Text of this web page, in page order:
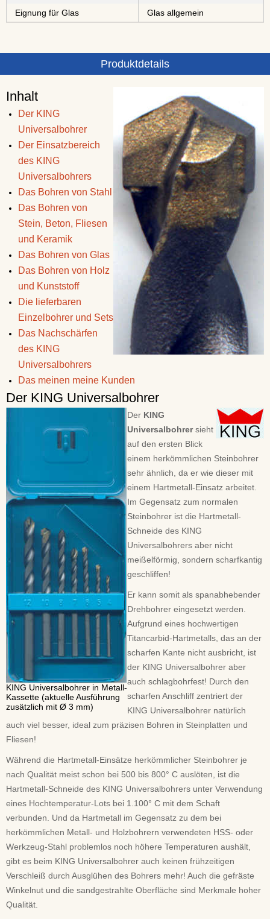
Eignung für Glas
Glas allgemein
Produktdetails
Inhalt
Der KING
Universalbohrer
Der Einsatzbereich
des KING
Universalbohrers
Das Bohren von Stahl
Das Bohren von
Stein, Beton, Fliesen
und Keramik
Das Bohren von Glas
Das Bohren von Holz
und Kunststoff
Die lieferbaren
Einzelbohrer und Sets
Das Nachschärfen
des KING
Universalbohrers
Das meinen meine Kunden
Der KING Universalbohrer
KING Universalbohrer in Metall-
Kassette (aktuelle Ausführung
zusätzlich mit Ø 3 mm)
Der KING
Universalbohrersieht
auf den ersten Blick
einem herkömmlichen Steinbohrer
sehr ähnlich, da er wie dieser mit
einem Hartmetall-Einsatz arbeitet.
Im Gegensatz zum normalen
Steinbohrer ist die Hartmetall-
Schneide des KING
Universalbohrers aber nicht
meißelförmig, sondern scharfkantig
geschliffen!
Er kann somit als spanabhebender
Drehbohrer eingesetzt werden.
Aufgrund eines hochwertigen
Titancarbid-Hartmetalls, das an der
scharfen Kante nicht ausbricht, ist
der KING Universalbohrer aber
auch schlagbohrfest! Durch den
scharfen Anschliff zentriert der
KING Universalbohrer natürlich
auch viel besser, ideal zum präzisen Bohren in Steinplatten und
Fliesen!
Während die Hartmetall-Einsätze herkömmlicher Steinbohrer je
nach Qualität meist schon bei 500 bis 800° C auslöten, ist die
Hartmetall-Schneide des KING Universalbohrers unter Verwendung
eines Hochtemperatur-Lots bei 1.100° C mit dem Schaft
verbunden. Und da Hartmetall im Gegensatz zu dem bei
herkömmlichen Metall- und Holzbohrern verwendeten HSS- oder
Werkzeug-Stahl problemlos noch höhere Temperaturen aushält,
gibt es beim KING Universalbohrer auch keinen frühzeitigen
Verschleiß durch Ausglühen des Bohrers mehr! Auch die gefräste
Winkelnut und die sandgestrahlte Oberfläche sind Merkmale hoher
Qualität.